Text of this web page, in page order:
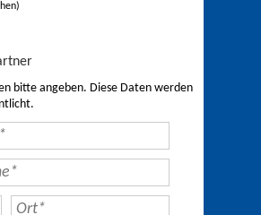
bitte angeben. Diese Daten werden